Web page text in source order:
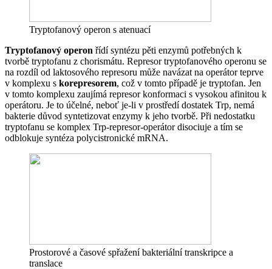
Tryptofanový operon s atenuací
Tryptofanový operon řídí syntézu pěti enzymů potřebných k
tvorbě tryptofanu z chorismátu. Represor tryptofanového operonu se
na rozdíl od laktosového represoru může navázat na operátor teprve
v komplexu s korepresorem, což v tomto případě je tryptofan. Jen
v tomto komplexu zaujímá represor konformaci s vysokou afinitou k
operátoru. Je to účelné, neboť je-li v prostředí dostatek Trp, nemá
bakterie důvod syntetizovat enzymy k jeho tvorbě. Při nedostatku
tryptofanu se komplex Trp-represor-operátor disociuje a tím se
odblokuje syntéza polycistronické mRNA.
Prostorové a časové spřažení bakteriální transkripce a
translace